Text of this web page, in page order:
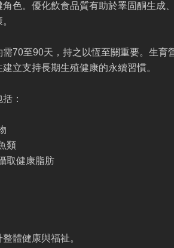
色。優化飲食品質有助於睪固酮生成
70至90天，持之以恆至關重要。生育
立支持長期生殖健康的永續習慣。
：
類
取健康脂肪
體健康與福祉。